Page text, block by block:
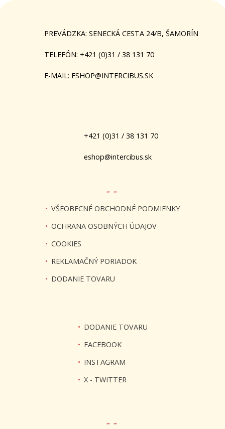
PREVÁDZKA: SENECKÁ CESTA 24/B, ŠAMORÍN
TELEFÓN: +421 (0)31 / 38 131 70
E-MAIL: ESHOP@INTERCIBUS.SK
+421 (0)31 / 38 131 70
eshop@intercibus.sk
- -
• VŠEOBECNÉ OBCHODNÉ PODMIENKY
• OCHRANA OSOBNÝCH ÚDAJOV
• COOKIES
• REKLAMAČNÝ PORIADOK
• DODANIE TOVARU
• DODANIE TOVARU
• FACEBOOK
• INSTAGRAM
• X - TWITTER
- -